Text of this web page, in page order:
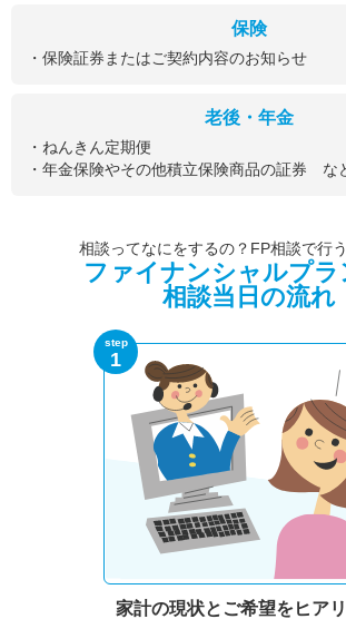
保険
・保険証券またはご契約内容のお知らせ
老後・年金
・ねんきん定期便
・年金保険やその他積立保険商品の証券 な
相談ってなにをするの？FP相談で行
ファイナンシャルプラ
相談当日の流れ
step
1
家計の現状と ご希望をヒア